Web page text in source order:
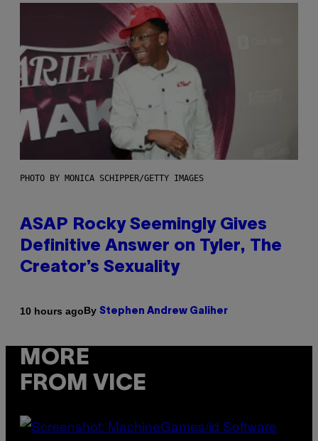
PHOTO BY MONICA SCHIPPER/GETTY IMAGES
ASAP Rocky Seemingly Gives
Definitive Answer on Tyler, The
Creator’s Sexuality
10 hours agoBy Stephen Andrew Galiher
MORE
FROM VICE